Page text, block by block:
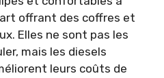
offrant des coffres et
Elles ne sont pas les
mais les diesels
leurs coûts de